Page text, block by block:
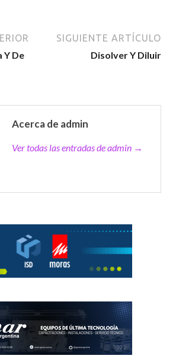
Y De
SIGUIENTE ARTÍCULO
Disolver Y Diluir
Acerca de admin
Ver todas las entradas de admin →